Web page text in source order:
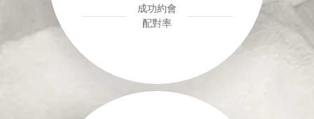
成功約會
配對率